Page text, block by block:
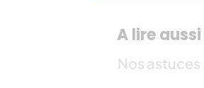
A lire aussi
Nos astuces